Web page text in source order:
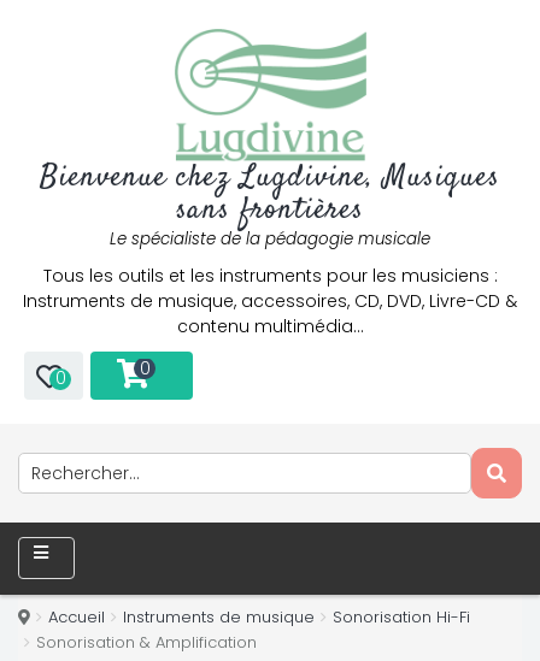
Bienvenue chez Lugdivine, Musiques
sans frontières
Le spécialiste de la pédagogie musicale
Tous les outils et les instruments pour les musiciens :
Instruments de musique, accessoires, CD, DVD, Livre-CD &
contenu multimédia…
0 0
Accueil Instruments de musique
Sonorisation Hi-Fi
Sonorisation & Amplification